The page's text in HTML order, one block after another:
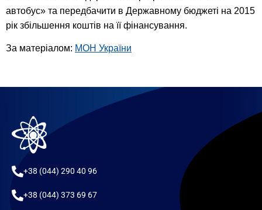
автобус» та передбачити в Державному бюджеті на 2015
рік збільшення коштів на її фінансування.
За матеріалом: МОН України
+38 (044) 290 40 96
+38 (044) 373 69 67